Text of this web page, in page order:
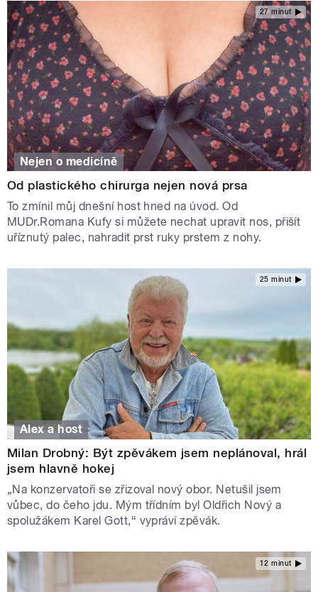
27 minut
Nejen o medicíně
Od plastického chirurga nejen nová prsa
To zmínil můj dnešní host hned na úvod. Od
MUDr.Romana Kufy si můžete nechat upravit nos, přišít
uříznutý palec, nahradit prst ruky prstem z nohy.
25 minut
Alex a host
Milan Drobný: Být zpěvákem jsem neplánoval, hrál
jsem hlavně hokej
„Na konzervatoři se zřizoval nový obor. Netušil jsem
vůbec, do čeho jdu. Mým třídním byl Oldřich Nový a
spolužákem Karel Gott,“ vypráví zpěvák.
12 minut